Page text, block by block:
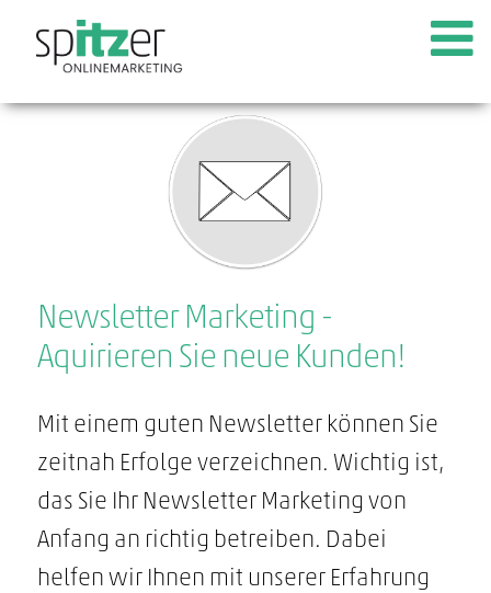
Newsletter Marketing -
Aquirieren Sie neue Kunden!
Mit einem guten Newsletter können Sie
zeitnah Erfolge verzeichnen. Wichtig ist,
das Sie Ihr Newsletter Marketing von
Anfang an richtig betreiben. Dabei
helfen wir Ihnen mit unserer Erfahrung